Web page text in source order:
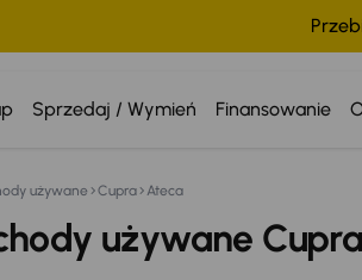
Sprzedaj / Wymień Finansowanie
Anuluj wszystko
używane Cupra Ateca
używane